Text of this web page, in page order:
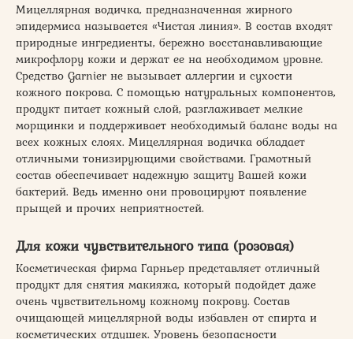
Мицеллярная водичка, предназначенная жирного
эпидермиса называется «Чистая линия». В состав входят
природные ингредиенты, бережно восстанавливающие
микрофлору кожи и держат ее на необходимом уровне.
Средство Garnier не вызывает аллергии и сухости
кожного покрова. С помощью натуральных компонентов,
продукт питает кожный слой, разглаживает мелкие
морщинки и поддерживает необходимый баланс воды на
всех кожных слоях. Мицеллярная водичка обладает
отличными тонизирующими свойствами. Грамотный
состав обеспечивает надежную защиту Вашей кожи
бактерий. Ведь именно они провоцируют появление
прыщей и прочих неприятностей.
Для кожи чувствительного типа (розовая)
Косметическая фирма Гарньер представляет отличный
продукт для снятия макияжа, который подойдет даже
очень чувствительному кожному покрову. Состав
очищающей мицеллярной воды избавлен от спирта и
косметических отдушек. Уровень безопасности